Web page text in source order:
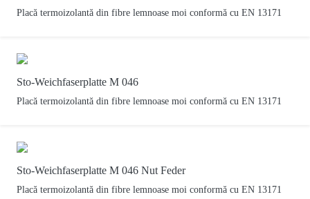
Placă termoizolantă din fibre lemnoase moi conformă cu EN 13171
Sto-Weichfaserplatte M 046
Placă termoizolantă din fibre lemnoase moi conformă cu EN 13171
Sto-Weichfaserplatte M 046 Nut Feder
Placă termoizolantă din fibre lemnoase moi conformă cu EN 13171